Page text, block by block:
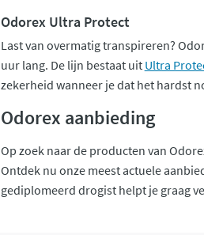
Odorex Ultra Protect
Last van overmatig transpireren?
uur lang. De lijn bestaat uit Ultra
zekerheid wanneer je dat het hardst
Odorex aanbieding
Op zoek naar de producten van
Ontdek nu onze meest actuele
gediplomeerd drogist helpt je graag